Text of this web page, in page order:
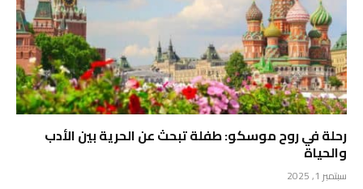
رحلة في روح موسكو: طفلة تبحث عن الحرية بين الأدب
والحياة
سبتمبر 1, 2025